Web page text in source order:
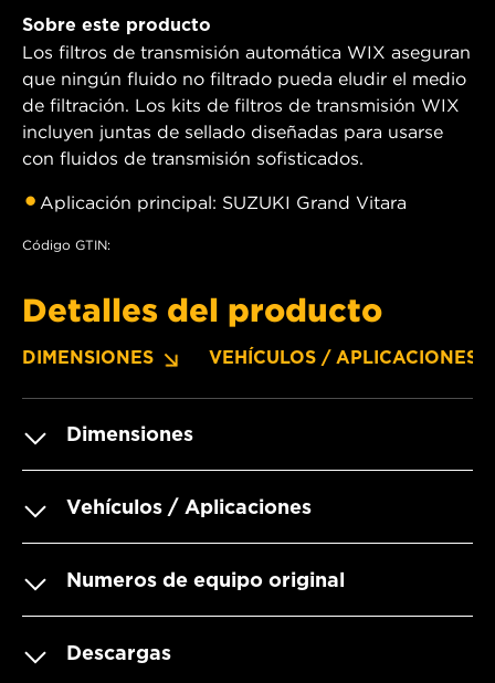
Sobre este producto
Los filtros de transmisión automática WIX aseguran
que ningún fluido no filtrado pueda eludir el medio
de filtración. Los kits de filtros de transmisión WIX
incluyen juntas de sellado diseñadas para usarse
con fluidos de transmisión sofisticados.
Aplicación principal: SUZUKI Grand Vitara
Código GTIN:
Detalles del producto
DIMENSIONES VEHÍCULOS / APLICACIONES
Dimensiones
Vehículos / Aplicaciones
Numeros de equipo original
Descargas